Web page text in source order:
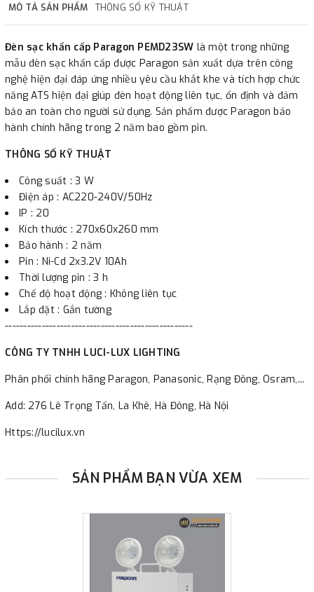
MÔ TẢ SẢN PHẨM THÔNG SỐ KỸ THUẬT
Đèn sạc khẩn cấp Paragon PEMD23SW là một trong những
mẫu đèn sạc khẩn cấp được Paragon sản xuất dựa trên công
nghệ hiện đại đáp ứng nhiều yêu cầu khắt khe và tích hợp chức
năng ATS hiện đại giúp đèn hoạt động liên tục, ổn định và đảm
bảo an toàn cho người sử dụng. Sản phẩm được Paragon bảo
hành chính hãng trong 2 năm bao gồm pin.
THÔNG SỐ KỸ THUẬT
Công suất : 3 W
Điện áp : AC220-240V/50Hz
IP : 20
Kích thước : 270x60x260 mm
Bảo hành : 2 năm
Pin : Ni-Cd 2x3.2V 10Ah
Thời lượng pin : 3 h
Chế độ hoạt động : Không liên tục
Lắp đặt : Gắn tường
---------------------------------------------------
CÔNG TY TNHH LUCI-LUX LIGHTING
Phân phối chính hãng Paragon, Panasonic, Rạng Đông, Osram,...
Add: 276 Lê Trọng Tấn, La Khê, Hà Đông, Hà Nội
Https://lucilux.vn
SẢN PHẨM BẠN VỪA XEM